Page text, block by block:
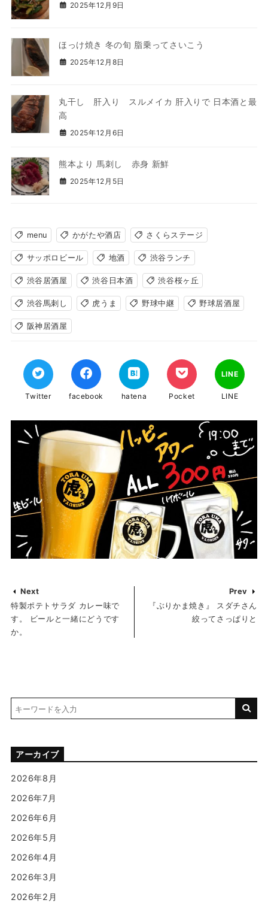
2025年12月9日
ほっけ焼き 冬の旬 脂乗ってさいこう
2025年12月8日
丸干し 肝入り スルメイカ 肝入りで 日本酒と最
高
2025年12月6日
熊本より 馬刺し 赤身 新鮮
2025年12月5日
menu かがたや酒店 さくらステージ
サッポロビール 地酒 渋谷ランチ
渋谷居酒屋 渋谷日本酒 渋谷桜ヶ丘
渋谷馬刺し 虎うま 野球中継 野球居酒屋
阪神居酒屋
Twitter facebook hatena Pocket
LINE
LINE
Next
特製ポテトサラダ カレー味で
す。 ビールと一緒にどうです
か。
Prev
『ぶりかま焼き』 スダチさん
絞ってさっぱりと
アーカイブ
2026年8月
2026年7月
2026年6月
2026年5月
2026年4月
2026年3月
2026年2月